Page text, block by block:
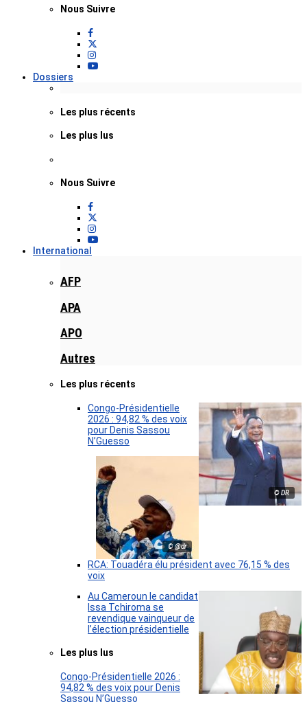
Nous Suivre
Dossiers
Les plus récents
Les plus lus
Nous Suivre
International
AFP
APA
APO
Autres
Les plus récents
© DR
Congo-Présidentielle
2026 : 94,82 % des voix
pour Denis Sassou
N’Guesso
© @dr
RCA: Touadéra élu président avec 76,15 % des
voix
Au Cameroun le candidat
Issa Tchiroma se
revendique vainqueur de
l’élection présidentielle
Les plus lus
Congo-Présidentielle 2026 :
94,82 % des voix pour Denis
Sassou N’Guesso